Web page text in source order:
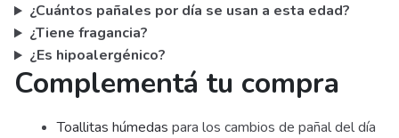
¿Cuántos pañales por día se usan a esta edad?
¿Tiene fragancia?
¿Es hipoalergénico?
Complementá tu compra
Toallitas húmedas para los cambios de pañal del día